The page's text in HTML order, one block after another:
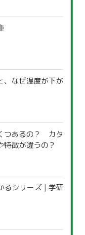
、なぜ温度が下が
つあるの？ カタ
特徴が違うの？
るシリーズ | 学研